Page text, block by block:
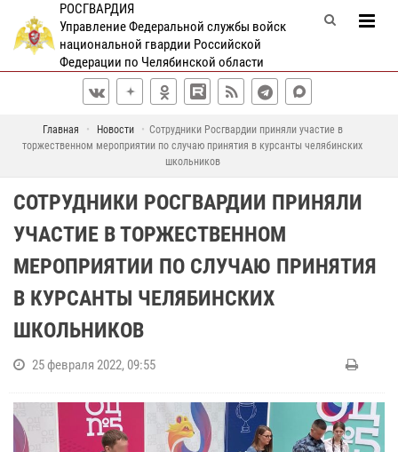
РОСГВАРДИЯ
Управление Федеральной службы войск
национальной гвардии Российской
Федерации по Челябинской области
Главная Новости
Сотрудники Росгвардии приняли участие в
торжественном мероприятии по случаю принятия в курсанты челябинских
школьников
СОТРУДНИКИ РОСГВАРДИИ ПРИНЯЛИ
УЧАСТИЕ В ТОРЖЕСТВЕННОМ
МЕРОПРИЯТИИ ПО СЛУЧАЮ ПРИНЯТИЯ
В КУРСАНТЫ ЧЕЛЯБИНСКИХ
ШКОЛЬНИКОВ
25 февраля 2022, 09:55